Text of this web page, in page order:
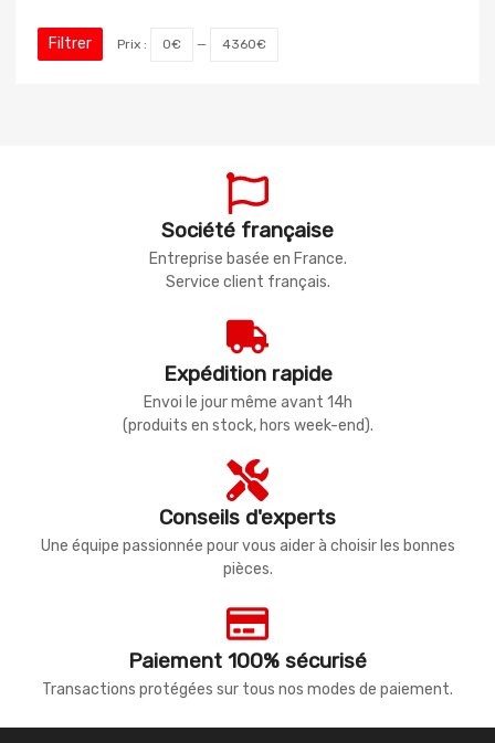
Filtrer Prix : 0€ — 4360€
Société française
Entreprise basée en France.
Service client français.
Expédition rapide
Envoi le jour même avant 14h
(produits en stock, hors week-end).
Conseils d'experts
Une équipe passionnée pour vous aider à choisir les bonnes
pièces.
Paiement 100% sécurisé
Transactions protégées sur tous nos modes de paiement.